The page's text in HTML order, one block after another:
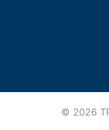
© 2026